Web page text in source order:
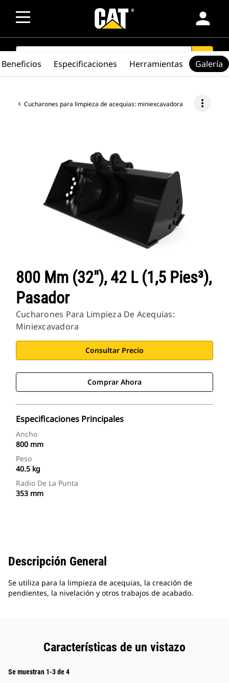
person
SEARCH search
Cucharones para limpieza de acequias: miniexcavadora more_vert
800 Mm (32"), 42 L (1,5 Pies³),
Pasador
Cucharones Para Limpieza De Acequias:
Miniexcavadora
Consultar Precio
Comprar Ahora
Especificaciones Principales
Ancho
800 mm
Peso
40.5 kg
Radio De La Punta
353 mm
Beneficios Especificaciones Herramientas Galería
Descripción General
Se utiliza para la limpieza de acequias, la creación de
pendientes, la nivelación y otros trabajos de acabado.
Características de un vistazo
Se muestran 1-3 de 4